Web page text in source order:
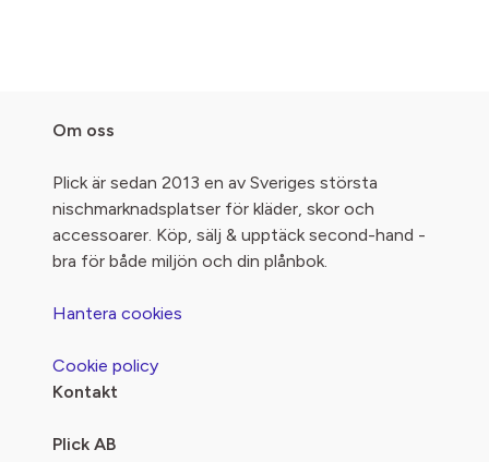
Om oss
Plick är sedan 2013 en av Sveriges största
nischmarknadsplatser för kläder, skor och
accessoarer. Köp, sälj & upptäck second-hand -
bra för både miljön och din plånbok.
Hantera cookies
Cookie policy
Kontakt
Plick AB